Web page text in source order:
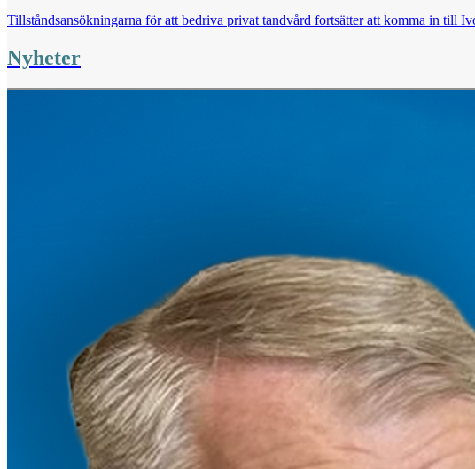
Tillståndsansökningarna för att bedriva privat tandvård fortsätter att komma in till
Nyheter